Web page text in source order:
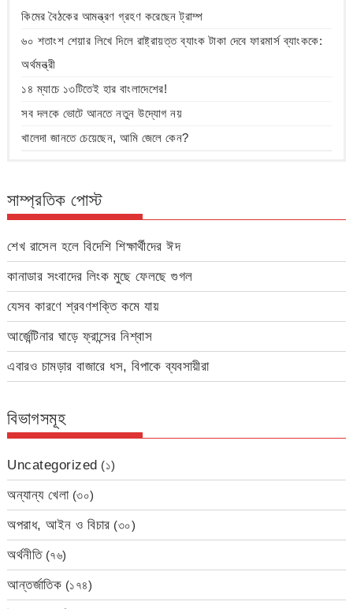
কিমের বৈঠকের আমন্ত্রণ গ্রহণ করেছেন ট্রাম্প
৬০ শতাংশ শেয়ার লিখে দিলে রাষ্ট্রায়ত্ত ব্যাংক টাকা দেবে ফারমার্স ব্যাংককে:
অর্থমন্ত্রী
১৪ ম্যাচে ১৩টিতেই হার বাংলাদেশের!
সব দলকে ভোটে আনতে নতুন উদ্যোগ নয়
খালেদা জানতে চেয়েছেন, আমি জেলে কেন?
সাম্প্রতিক পোস্ট
শেখ রাসেল হলে বিদেশি শিক্ষার্থীদের ঈদ
কানাডার সংবাদের লিংক মুছে ফেলছে গুগল
যেসব কারণে শ্রবণশক্তি কমে যায়
আর্জেন্টিনার ঘাড়ে ফ্রান্সের নিশ্বাস
এবারও চামড়ার বাজারে ধস, বিপাকে ব্যবসায়ীরা
বিভাগসমূহ
Uncategorized (১)
অন্যান্য খেলা(৩০)
অপরাধ, আইন ও বিচার (৩০)
অর্থনীতি(৭৬)
আন্তর্জাতিক (১৭৪)